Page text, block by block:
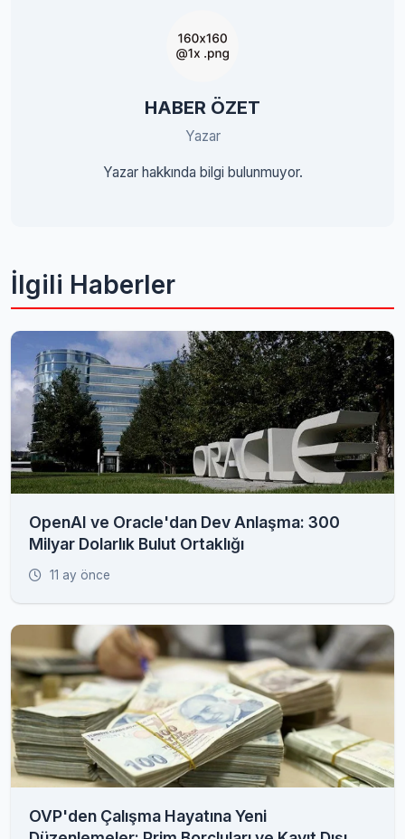
HABER ÖZET
Yazar
Yazar hakkında bilgi bulunmuyor.
İlgili Haberler
OpenAI ve Oracle'dan Dev Anlaşma: 300
Milyar Dolarlık Bulut Ortaklığı
11 ay önce
OVP'den Çalışma Hayatına Yeni